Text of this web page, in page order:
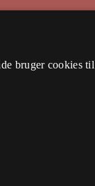
0666 (Online)
bruger cookies